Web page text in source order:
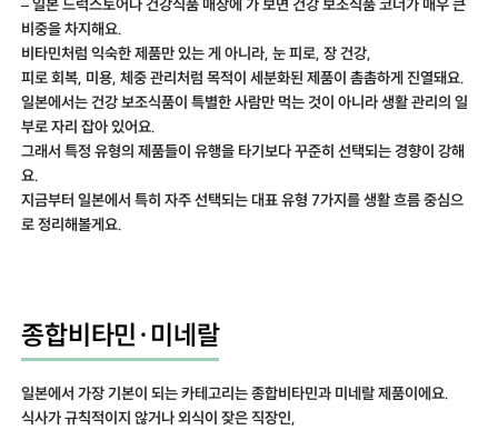
– 일본 드럭스토어나 건강식품 매장에 가 보면 건강 보조식품 코너가 매우 큰
비중을 차지해요.
비타민처럼 익숙한 제품만 있는 게 아니라, 눈 피로, 장 건강,
피로 회복, 미용, 체중 관리처럼 목적이 세분화된 제품이 촘촘하게 진열돼요.
일본에서는 건강 보조식품이 특별한 사람만 먹는 것이 아니라 생활 관리의 일
부로 자리 잡아 있어요.
그래서 특정 유형의 제품들이 유행을 타기보다 꾸준히 선택되는 경향이 강해
요.
지금부터 일본에서 특히 자주 선택되는 대표 유형 7가지를 생활 흐름 중심으
로 정리해볼게요.
종합비타민·미네랄
일본에서 가장 기본이 되는 카테고리는 종합비타민과 미네랄 제품이에요.
식사가 규칙적이지 않거나 외식이 잦은 직장인,